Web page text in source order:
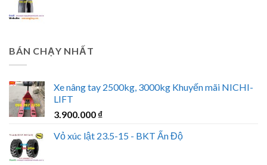
BÁN CHẠY NHẤT
Xe nâng tay 2500kg, 3000kg Khuyến mãi NICHI-
LIFT
3.900.000 ₫
Vỏ xúc lật 23.5-15 - BKT Ấn Độ